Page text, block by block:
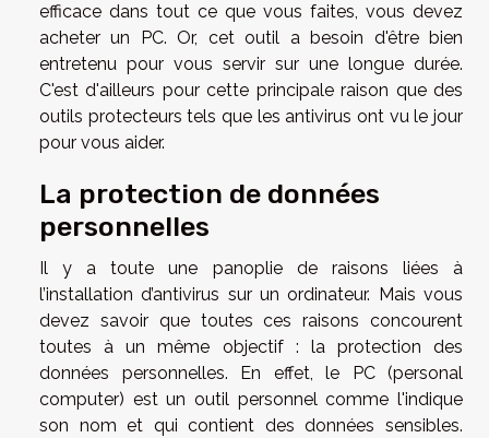
efficace dans tout ce que vous faites, vous devez
acheter un PC. Or, cet outil a besoin d'être bien
entretenu pour vous servir sur une longue durée.
C'est d'ailleurs pour cette principale raison que des
outils protecteurs tels que les antivirus ont vu le jour
pour vous aider.
La protection de données
personnelles
Il y a toute une panoplie de raisons liées à
l’installation d’antivirus sur un ordinateur. Mais vous
devez savoir que toutes ces raisons concourent
toutes à un même objectif : la protection des
données personnelles. En effet, le PC (personal
computer) est un outil personnel comme l'indique
son nom et qui contient des données sensibles.